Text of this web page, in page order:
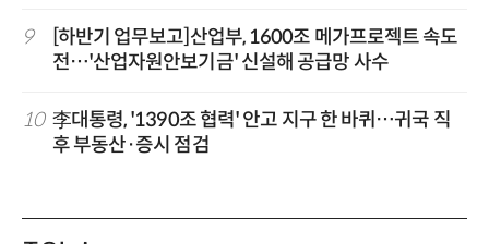
9
[하반기 업무보고]산업부, 1600조 메가프로젝트 속도
전…'산업자원안보기금' 신설해 공급망 사수
10 李대통령, '1390조 협력' 안고 지구 한 바퀴…귀국 직
후 부동산·증시 점검